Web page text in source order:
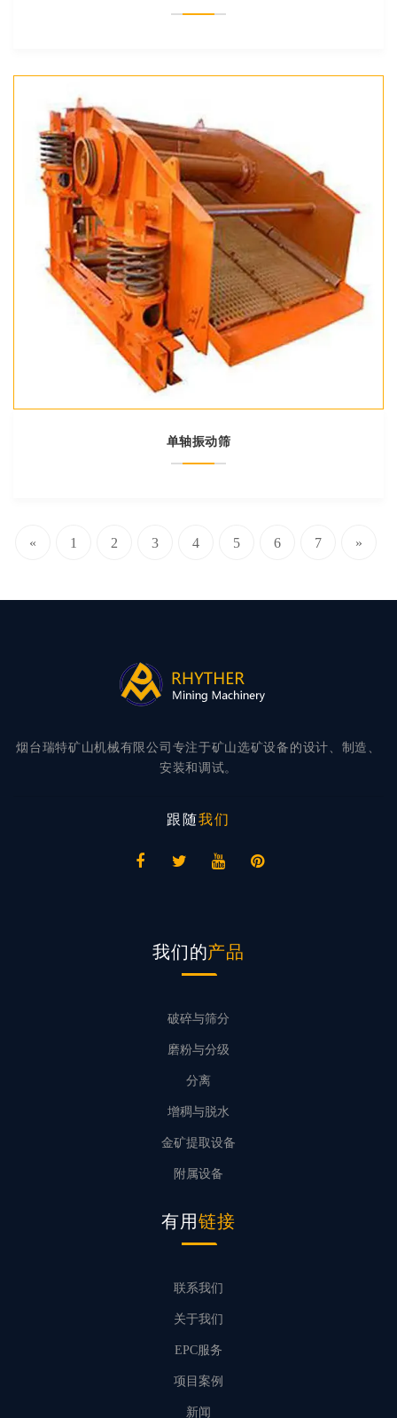
单轴振动筛
« 1 2 3 4 5 6 7 »
烟台瑞特矿山机械有限公司专注于矿山选矿设备的设计、制造、
安装和调试。
跟随我们
我们的产品
破碎与筛分
磨粉与分级
分离
增稠与脱水
金矿提取设备
附属设备
有用链接
联系我们
关于我们
EPC服务
项目案例
新闻